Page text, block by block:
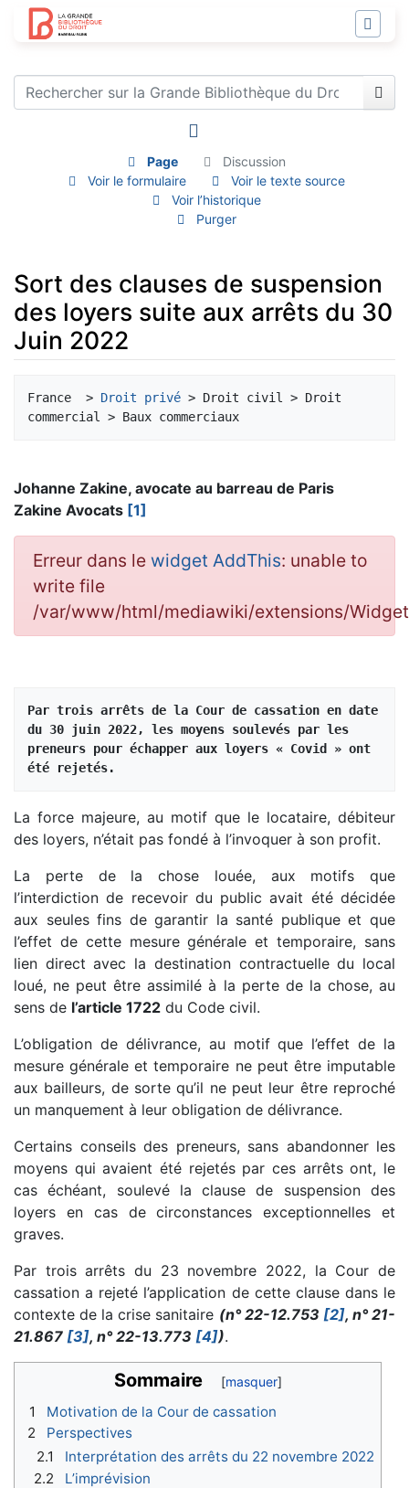
Page
Discussion
Voir le formulaire
Voir le texte source
Voir l’historique
Purger
Sort des clauses de suspension
des loyers suite aux arrêts du 30
Juin 2022
France  > Droit privé > Droit civil > Droit
Johanne Zakine, avocate au barreau de Paris
Zakine Avocats [1]
Erreur dans le widget AddThis: unable to
write file
/var/www/html/mediawiki/extensions/
Par trois arrêts de la Cour de cassation en date
du 30 juin 2022, les moyens soulevés par les
preneurs pour échapper aux loyers « Covid » ont
été rejetés.
La force majeure, au motif que le locataire, débiteur
des loyers, n’était pas fondé à l’invoquer à son profit.
La perte de la chose louée, aux motifs que
l’interdiction de recevoir du public avait été décidée
aux seules fins de garantir la santé publique et que
l’effet de cette mesure générale et temporaire, sans
lien direct avec la destination contractuelle du local
loué, ne peut être assimilé à la perte de la chose, au
sens de l’article 1722 du Code civil.
L’obligation de délivrance, au motif que l’effet de la
mesure générale et temporaire ne peut être imputable
aux bailleurs, de sorte qu’il ne peut leur être reproché
un manquement à leur obligation de délivrance.
Certains conseils des preneurs, sans abandonner les
moyens qui avaient été rejetés par ces arrêts ont, le
cas échéant, soulevé la clause de suspension des
loyers en cas de circonstances exceptionnelles et
graves.
Par trois arrêts du 23 novembre 2022, la Cour de
cassation a rejeté l’application de cette clause dans le
contexte de la crise sanitaire (n° 22-12.753 [2], n° 21-
21.867 [3], n° 22-13.773 [4]).
Sommaire
1
Motivation de la Cour de cassation
2
Perspectives
2.1
Interprétation des arrêts du 22 novembre 2022
2.2
L’imprévision